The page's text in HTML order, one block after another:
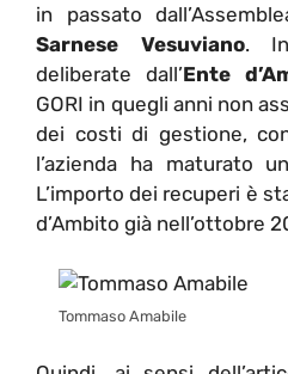
in passato
Sarnese Vesuviano.
deliberate dall’Ente
GORI in quegli anni non
dei costi di gestione,
l’azienda ha maturato
L’importo dei recuperi è
d’Ambito già nell’ottobre
Tommaso Amabile